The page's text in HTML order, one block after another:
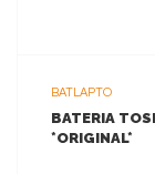
BATLAPTO
BATERIA
*ORIGINAL*